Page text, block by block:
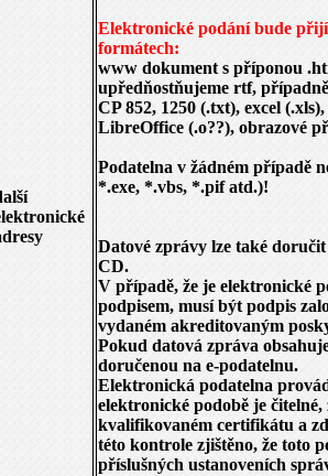
Elektronické podání bude
formátech:
www dokument s příponou
upředňostňujeme rtf,
CP 852, 1250 (.txt), excel
LibreOffice (.o??), obrazové
Podatelna v žádném případě
*.exe, *.vbs, *.pif atd.)!
Datové zprávy lze také
CD.
V případě, že je elektronické
podpisem, musí být podpis
vydaném akreditovaným
Pokud datová zpráva
doručenou na e-podatelnu.
Elektronická podatelna
elektronické podobě je čitelné,
kvalifikovaném certifikátu a
této kontrole zjištěno, že toto
příslušných ustanoveních